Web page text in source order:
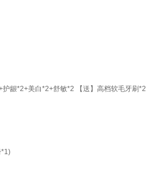
龈*2+美白*2+舒敏*2 【送】高档软毛牙刷*2
*1)